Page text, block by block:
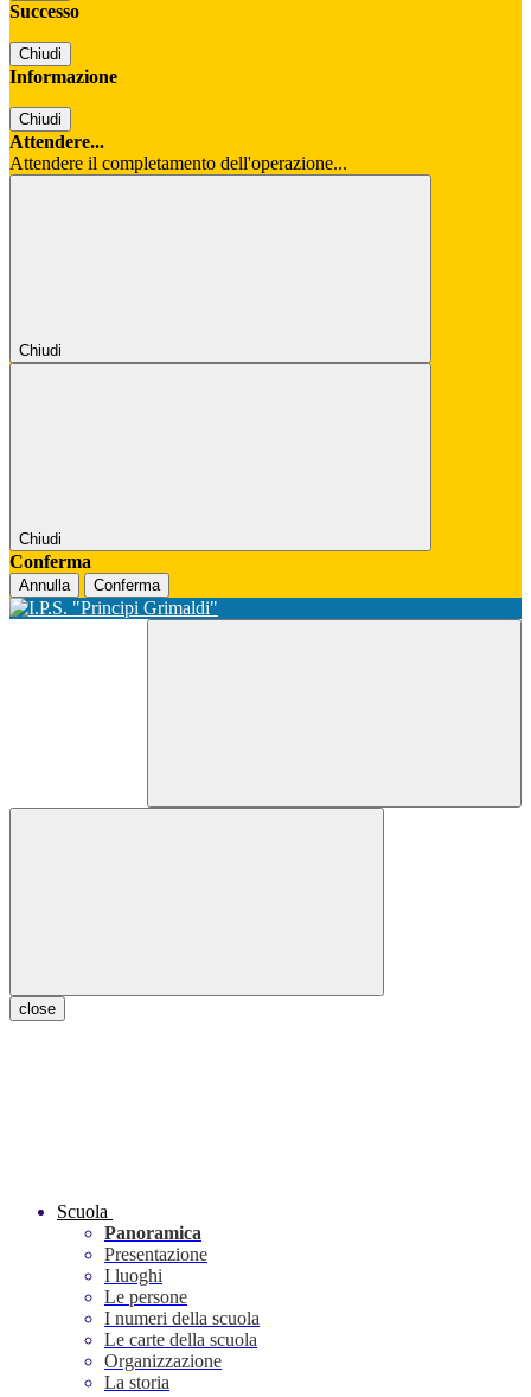
Successo
Chiudi
Informazione
Chiudi
Attendere...
Attendere il completamento dell'operazione...
Chiudi
Chiudi
Conferma
Annulla Conferma
close
Scuola
Panoramica
Presentazione
I luoghi
Le persone
I numeri della scuola
Le carte della scuola
Organizzazione
La storia